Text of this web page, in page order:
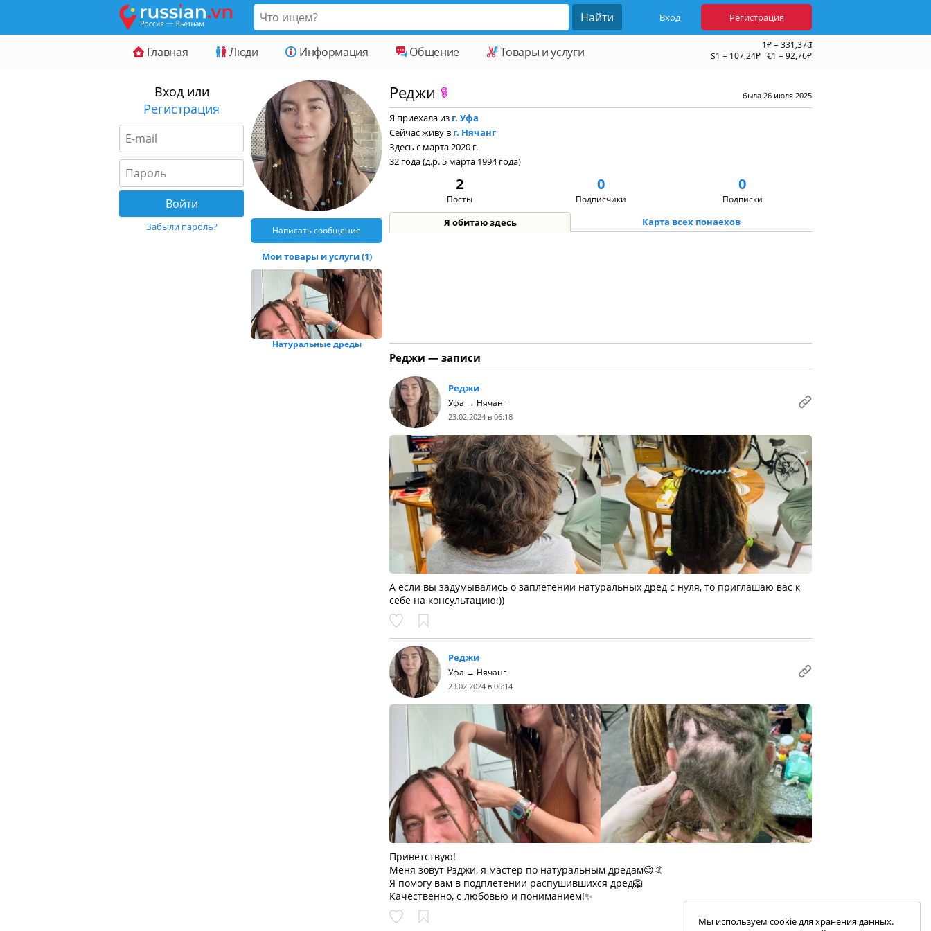
Вход Регистрация
Главная Люди Информация Общение Товары и услуги
1₽ = 331,37đ
$1 = 107,24₽ €1 = 92,76₽
Вход или
Регистрация
Забыли пароль? Написать сообщение
Мои товары и услуги (1)
Натуральные дреды
была 26 июля 2025
Реджи
Я приехала из г. Уфа
Сейчас живу в г. Нячанг
Здесь с марта 2020 г.
32 года (д.р. 5 марта 1994 года)
2
Посты
0
Подписчики
0
Подписки
Я обитаю здесь Карта всех понаехов
Реджи — записи
Реджи
Уфа → Нячанг
23.02.2024 в 06:18
А если вы задумывались о заплетении натуральных дред с нуля, то приглашаю вас к
себе на консультацию:))
Реджи
Уфа → Нячанг
23.02.2024 в 06:14
Приветствую!
Меня зовут Рэджи, я мастер по натуральным дредам😌🤙
Я помогу вам в подплетении распушившихся дред🦁
Качественно, с любовью и пониманием!✨
Мы используем cookie для хранения данных.